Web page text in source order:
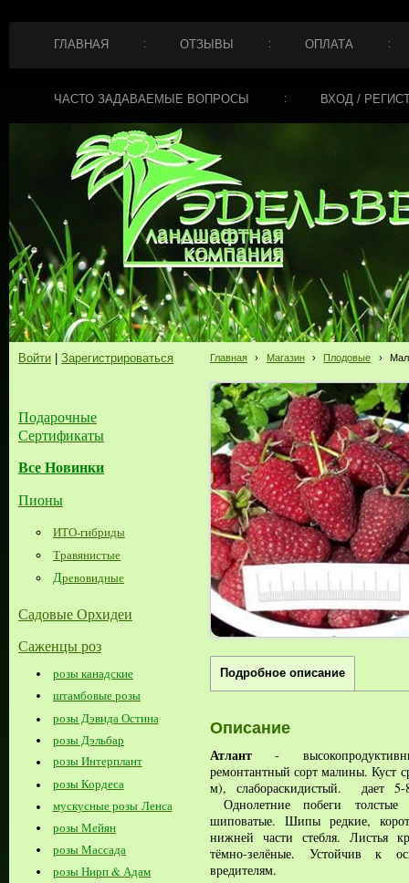
ГЛАВНАЯ ОТЗЫВЫ ОПЛАТА
ЧАСТО ЗАДАВАЕМЫЕ ВОПРОСЫ ВХОД /
Войти Зарегистрироваться
Подарочные
Сертификаты
Все Новинки
Пионы
ИТО-гибриды
Травянистые
Древовидные
Садовые Орхидеи
Саженцы роз
розы канадские
штамбовые розы
розы Дэвида Остина
розы Дэльбар
розы Интерплант
розы Кордеса
мускусные розы Ленса
розы Мейян
розы Массада
розы Нирп & Адам
Главная › Магазин › Плодовые ›
Подробное описание
Описание
Атлант -
ремонтантный сорт малины. Куст
м), слабораскидистый. дает 5-
Однолетние побеги
шиповатые. Шипы редкие,
нижней части стебля. Листья
тёмно-зелёные. Устойчив к
вредителям.